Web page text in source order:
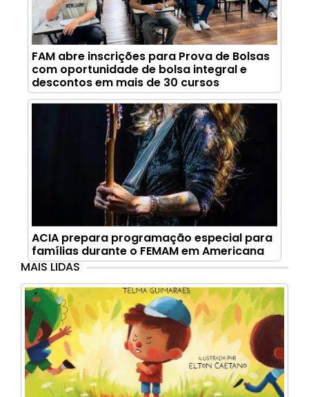
FAM abre inscrições para Prova de Bolsas
com oportunidade de bolsa integral e
descontos em mais de 30 cursos
ACIA prepara programação especial para
famílias durante o FEMAM em Americana
MAIS LIDAS